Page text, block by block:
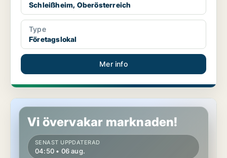
Schleißheim, Oberösterreich
Type
Företagslokal
Mer info
Kontor i Enns, Oberösterreich
Vi övervakar marknaden!
SENAST UPPDATERAD
04:50 • 06 aug.